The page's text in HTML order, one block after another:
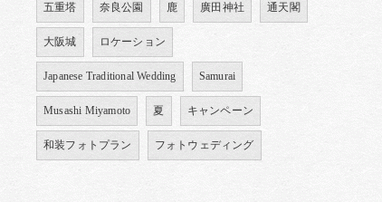
五重塔 奈良公園 鹿 廣田神社 通天閣
大阪城 ロケーション
Japanese Traditional Wedding Samurai
Musashi Miyamoto 夏 キャンペーン
和装フォトプラン フォトウェディング